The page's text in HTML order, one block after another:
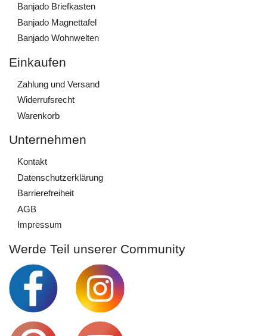
Banjado Briefkasten
Banjado Magnettafel
Banjado Wohnwelten
Einkaufen
Zahlung und Versand
Widerrufs­recht
Warenkorb
Unternehmen
Kontakt
Daten­schutz­erklärung
Barrierefreiheit
AGB
Impressum
Werde Teil unserer Community